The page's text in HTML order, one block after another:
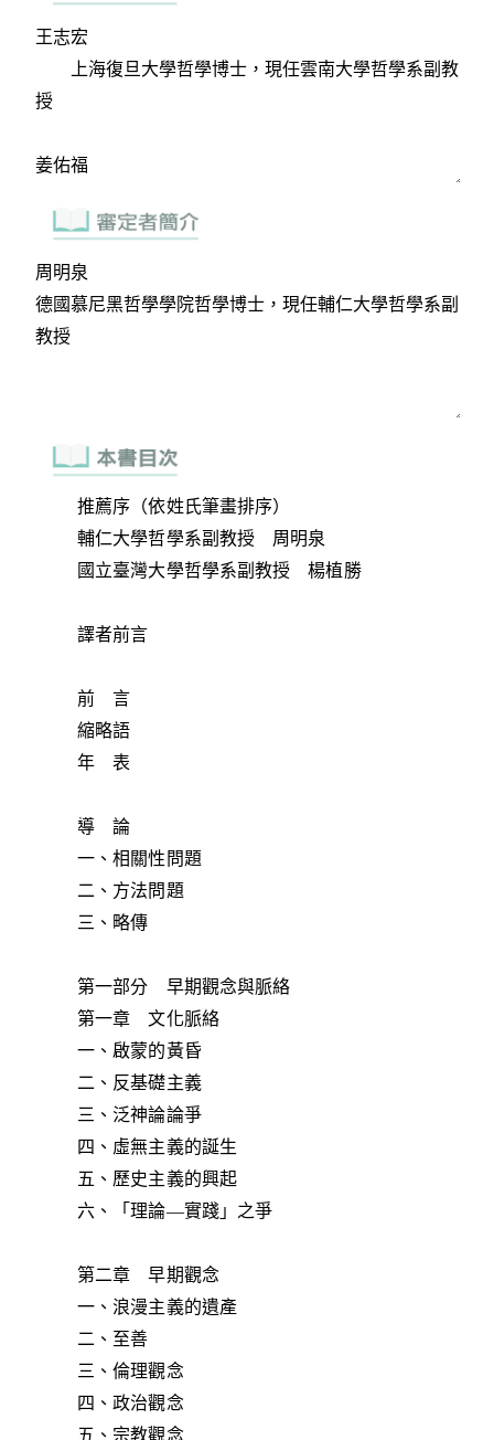
推薦序（依姓氏筆畫排序）
輔仁大學哲學系副教授 周明泉
國立臺灣大學哲學系副教授 楊植勝
譯者前言
前 言
縮略語
年 表
導 論
一、相關性問題
二、方法問題
三、略傳
第一部分 早期觀念與脈絡
第一章 文化脈絡
一、啟蒙的黃昏
二、反基礎主義
三、泛神論論爭
四、虛無主義的誕生
五、歷史主義的興起
六、「理論—實踐」之爭
第二章 早期觀念
一、浪漫主義的遺產
二、至善
三、倫理觀念
四、政治觀念
五、宗教觀念